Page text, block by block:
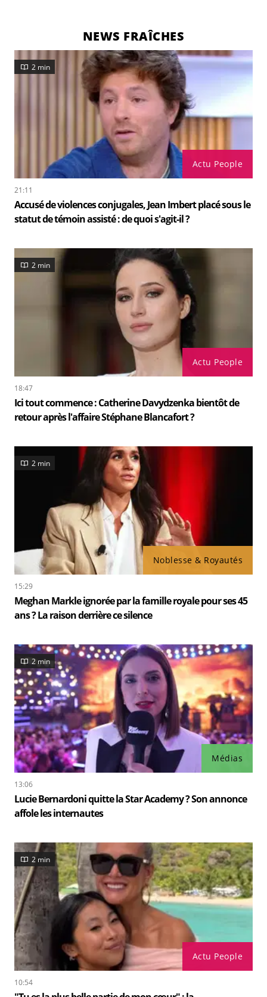
NEWS FRAÎCHES
Actu People
2 min
21:11
Accusé de violences conjugales, Jean Imbert placé sous le
statut de témoin assisté : de quoi s'agit-il ?
Actu People
2 min
18:47
Ici tout commence : Catherine Davydzenka bientôt de
retour après l'affaire Stéphane Blancafort ?
Noblesse & Royautés
2 min
15:29
Meghan Markle ignorée par la famille royale pour ses 45
ans ? La raison derrière ce silence
Médias
2 min
13:06
Lucie Bernardoni quitte la Star Academy ? Son annonce
affole les internautes
Actu People
2 min
10:54